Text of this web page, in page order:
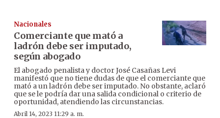
Nacionales
Comerciante que mató a
ladrón debe ser imputado,
según abogado
El abogado penalista y doctor José Casañas Levi
manifestó que no tiene dudas de que el comerciante que
mató a un ladrón debe ser imputado. No obstante, aclaró
que se le podría dar una salida condicional o criterio de
oportunidad, atendiendo las circunstancias.
Abril 14, 2023 11:29 a. m.